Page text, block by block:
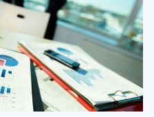
20.09